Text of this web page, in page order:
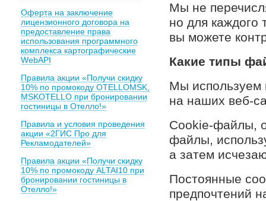
Оферта на заключение
лицензионного договора на
предоставление права
использования программного
комплекса картографические
WebAPI
Правила акции «Получи скидку
10% по промокоду OTELLOMSK,
MSKOTELLO при бронировании
гостиницы в Отелло!»
Правила и условия проведения
акции «2ГИС Про для
Рекламодателей»
Правила акции «Получи скидку
10% по промокоду ALTAI10 при
бронировании гостиницы в
Отелло!»
Мы не
но для
вы можете
Какие типы
Мы используем
на наших веб-
Сookie-файлы,
файлы,
а затем
Постоянные
предпочтений